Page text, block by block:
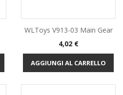
WLToys V913-03 Main Gear
Prezzo
4,02 €
AGGIUNGI AL CARRELLO